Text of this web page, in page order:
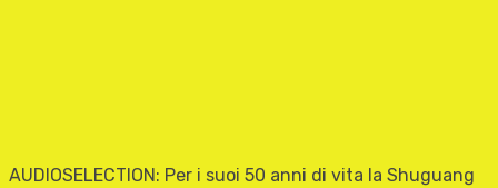
AUDIOSELECTION: Per i suoi 50 anni di vita la Shuguang